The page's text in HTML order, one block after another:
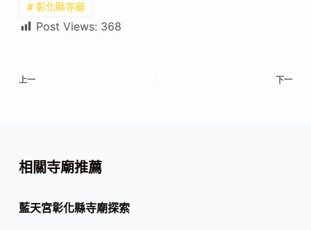
# 彰化縣寺廟
Post Views: 368
上一 下一
相關寺廟推薦
藍天宮彰化縣寺廟探索